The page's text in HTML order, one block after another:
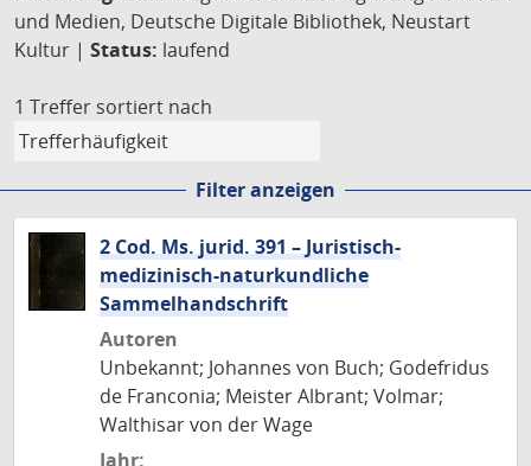
und Medien, Deutsche Digitale Bibliothek, Neustart
Kultur | Status: laufend
1 Treffer sortiert nach
Filter anzeigen
2 Cod. Ms. jurid. 391 – Juristisch-
medizinisch-naturkundliche
Sammelhandschrift
Autoren
Unbekannt; Johannes von Buch; Godefridus
de Franconia; Meister Albrant; Volmar;
Walthisar von der Wage
Jahr: